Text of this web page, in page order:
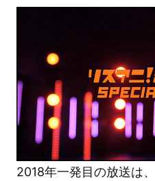
2018年一発目の放送は